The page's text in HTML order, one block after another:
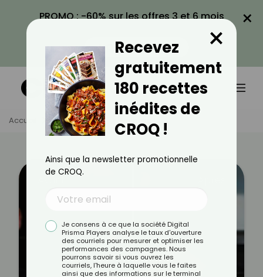
PROMO : -60% sur les offres 3 et 6 mois
VOIR LA PROMO
×
Accueil Témoignages
Recevez
gratuitement
180 recettes
inédites de
CROQ !
×
Ainsi que la newsletter promotionnelle
de CROQ.
Je consens à ce que la société Digital
Prisma Players analyse le taux d'ouverture
des courriels pour mesurer et optimiser les
performances des campagnes. Nous
pourrons savoir si vous ouvrez les
courriels, l'heure à laquelle vous le faites
ainsi que des informations sur le terminal